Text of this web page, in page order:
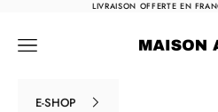
Passer au contenuLIVRAISON OFFERTE EN
Maison Anje
Menu
E-SHOP